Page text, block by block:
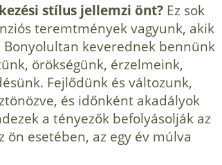
stílus jellemzi önt? Ez sok
teremtmények vagyunk, akik
keverednek bennünk
örökségünk, érzelmeink,
Fejlődünk és változunk,
és időnként akadályok
a tényezők befolyásolják az
ön esetében, az egy év múlva